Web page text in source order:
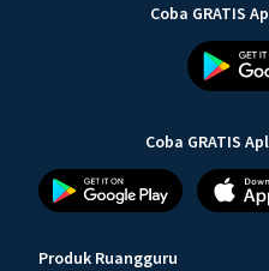
Coba GRATIS
Coba GRATIS
Produk Ruangguru